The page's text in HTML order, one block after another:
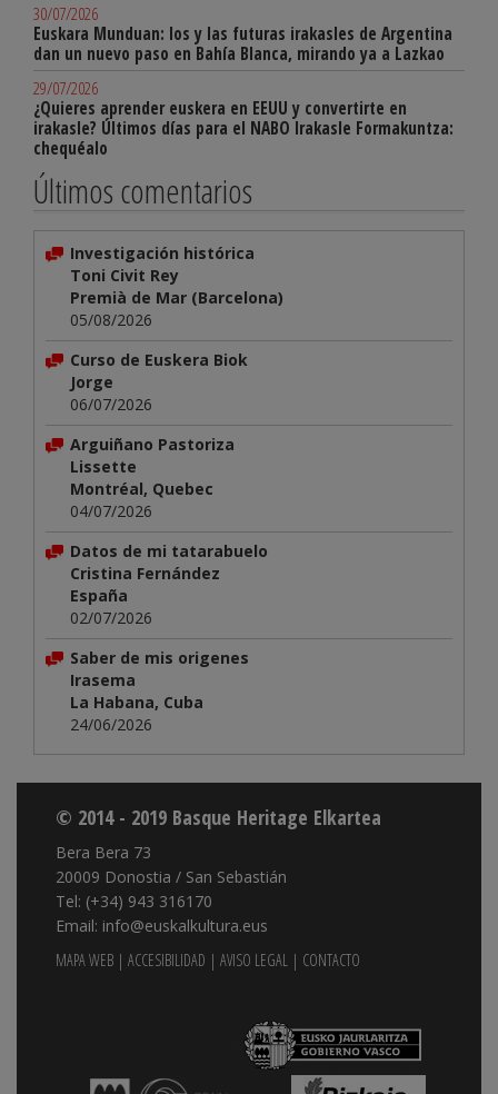
30/07/2026
Euskara Munduan: los y las futuras irakasles de Argentina
dan un nuevo paso en Bahía Blanca, mirando ya a Lazkao
29/07/2026
¿Quieres aprender euskera en EEUU y convertirte en
irakasle? Últimos días para el NABO Irakasle Formakuntza:
chequéalo
Últimos comentarios
Investigación histórica
Toni Civit Rey
Premià de Mar (Barcelona)
05/08/2026
Curso de Euskera Biok
Jorge
06/07/2026
Arguiñano Pastoriza
Lissette
Montréal, Quebec
04/07/2026
Datos de mi tatarabuelo
Cristina Fernández
España
02/07/2026
Saber de mis origenes
Irasema
La Habana, Cuba
24/06/2026
© 2014 - 2019 Basque Heritage Elkartea
Bera Bera 73
20009 Donostia / San Sebastián
Tel: (+34) 943 316170
Email: info@euskalkultura.eus
MAPA WEB | ACCESIBILIDAD | AVISO LEGAL | CONTACTO